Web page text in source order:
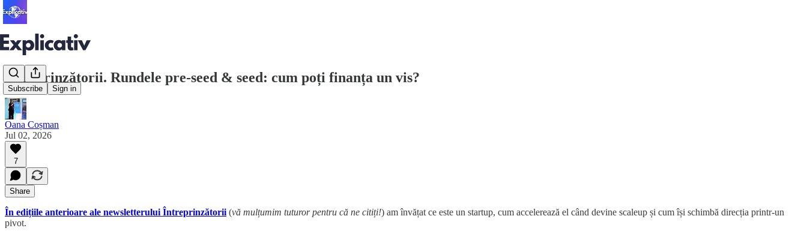
Subscribe Sign in
Întreprinzătorii. Rundele pre-seed & seed: cum poți finanța un vis?
Oana Coșman
Jul 02, 2026
7
Share
În edițiile anterioare ale newsletterului Întreprinzătorii (vă mulțumim tuturor pentru că ne citiți!) am învățat ce este un startup, cum accelerează el când devine scaleup și cum își schimbă direcția printr-un
pivot.